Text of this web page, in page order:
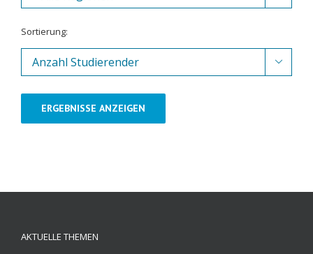
Sortierung:

ERGEBNISSE ANZEIGEN
AKTUELLE THEMEN